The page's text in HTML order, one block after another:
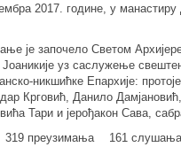
2017. године, у
је започело Светом
Јоаникије уз саслужење
никшићке Епархије:
Крговић, Данило
Тари и јерођакон Сава,
319 преузимања 161 слушања